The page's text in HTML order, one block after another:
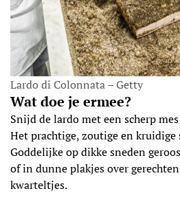
Lardo di Colonnata – Getty
Wat doe je ermee?
Snijd de lardo met een scherp
Het prachtige, zoutige en
Goddelijke op dikke sneden
of in dunne plakjes over
kwarteltjes.